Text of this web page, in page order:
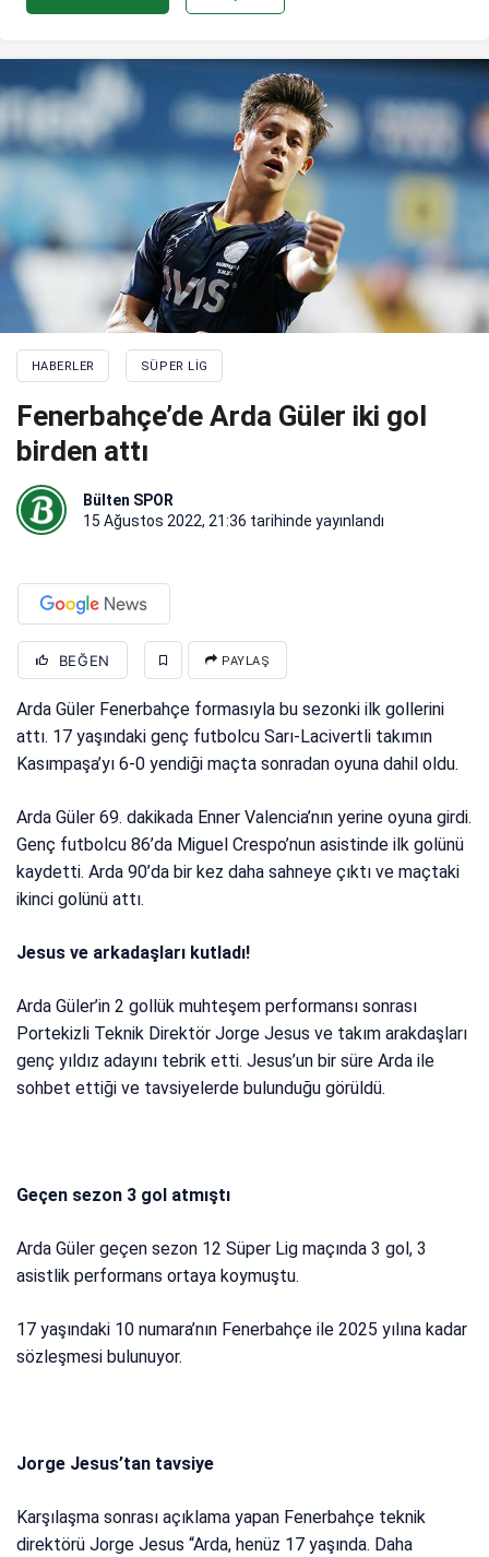
HABERLER SÜPER LIG
Fenerbahçe’de Arda Güler iki gol
birden attı
Bülten SPOR
15 Ağustos 2022, 21:36 tarihinde yayınlandı
BEĞEN PAYLAŞ
Arda Güler Fenerbahçe formasıyla bu sezonki ilk gollerini
attı. 17 yaşındaki genç futbolcu Sarı-Lacivertli takımın
Kasımpaşa’yı 6-0 yendiği maçta sonradan oyuna dahil oldu.
Arda Güler 69. dakikada Enner Valencia’nın yerine oyuna girdi.
Genç futbolcu 86’da Miguel Crespo’nun asistinde ilk golünü
kaydetti. Arda 90’da bir kez daha sahneye çıktı ve maçtaki
ikinci golünü attı.
Jesus ve arkadaşları kutladı!
Arda Güler’in 2 gollük muhteşem performansı sonrası
Portekizli Teknik Direktör Jorge Jesus ve takım arakdaşları
genç yıldız adayını tebrik etti. Jesus’un bir süre Arda ile
sohbet ettiği ve tavsiyelerde bulunduğu görüldü.
Geçen sezon 3 gol atmıştı
Arda Güler geçen sezon 12 Süper Lig maçında 3 gol, 3
asistlik performans ortaya koymuştu.
17 yaşındaki 10 numara’nın Fenerbahçe ile 2025 yılına kadar
sözleşmesi bulunuyor.
Jorge Jesus’tan tavsiye
Karşılaşma sonrası açıklama yapan Fenerbahçe teknik
direktörü Jorge Jesus “Arda, henüz 17 yaşında. Daha